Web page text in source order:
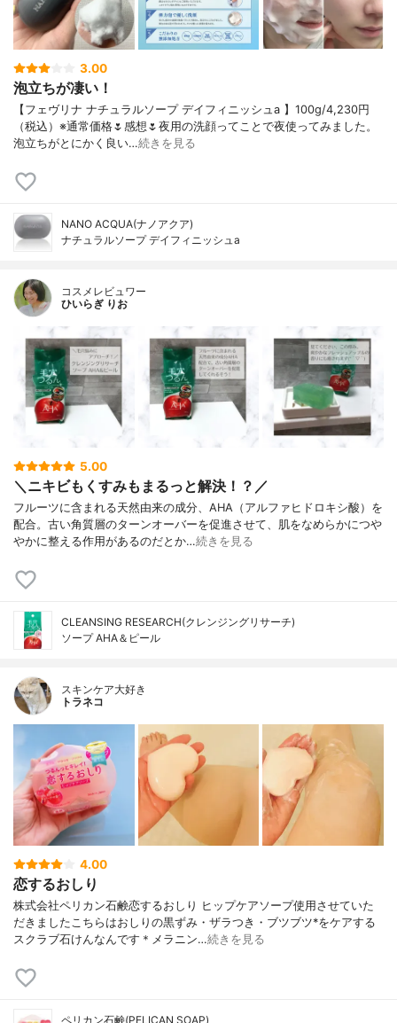
3.00
泡立ちが凄い！
【フェヴリナ ナチュラルソープ デイフィニッシュa 】100g/4,230円
（税込）※通常価格🌷感想🌷夜用の洗顔ってことで夜使ってみました。
泡立ちがとにかく良い…続きを見る
NANO ACQUA(ナノアクア)
ナチュラルソープ デイフィニッシュa
コスメレビュワー
ひいらぎ りお
5.00
＼ニキビもくすみもまるっと解決！？／
フルーツに含まれる天然由来の成分、AHA（アルファヒドロキシ酸）を
配合。古い角質層のターンオーバーを促進させて、肌をなめらかにつや
やかに整える作用があるのだとか…続きを見る
CLEANSING RESEARCH(クレンジングリサーチ)
ソープ AHA＆ピール
スキンケア大好き
トラネコ
4.00
恋するおしり
株式会社ペリカン石鹸恋するおしり ヒップケアソープ使用させていた
だきましたこちらはおしりの黒ずみ・ザラつき・ブツブツ*をケアする
スクラブ石けんなんです＊メラニン…続きを見る
ペリカン石鹸(PELICAN SOAP)